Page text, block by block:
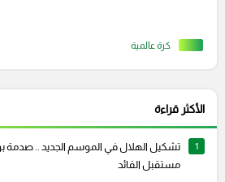
كرة عالمية
الأكثر قراءة
1
تشكيل الهلال في الموسم الجديد .. صدمة
مستقبل القائد